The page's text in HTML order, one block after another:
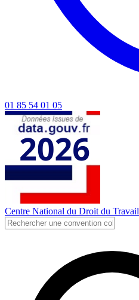
01 85 54 01 05
Centre National du Droit du Travail